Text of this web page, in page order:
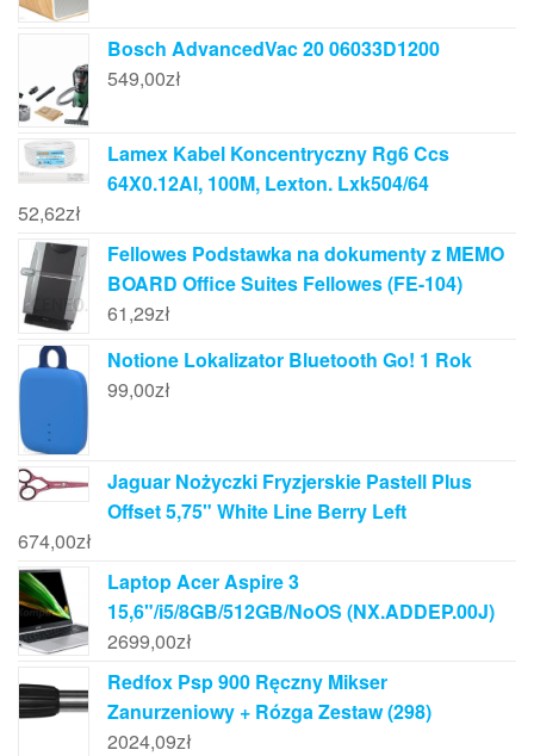
Bosch AdvancedVac 20 06033D1200
549,00zł
Lamex Kabel Koncentryczny Rg6 Ccs
64X0.12Al, 100M, Lexton. Lxk504/64
52,62zł
Fellowes Podstawka na dokumenty z MEMO
BOARD Office Suites Fellowes (FE-104)
61,29zł
Notione Lokalizator Bluetooth Go! 1 Rok
99,00zł
Jaguar Nożyczki Fryzjerskie Pastell Plus
Offset 5,75" White Line Berry Left
674,00zł
Laptop Acer Aspire 3
15,6"/i5/8GB/512GB/NoOS (NX.ADDEP.00J)
2699,00zł
Redfox Psp 900 Ręczny Mikser
Zanurzeniowy + Rózga Zestaw (298)
2024,09zł